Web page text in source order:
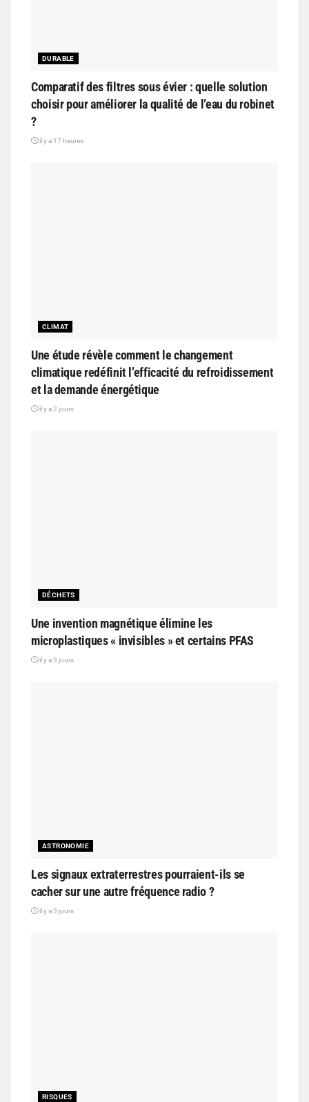
DURABLE
Comparatif des filtres sous évier : quelle solution
choisir pour améliorer la qualité de l’eau du robinet
?
il y a 17 heures
CLIMAT
Une étude révèle comment le changement
climatique redéfinit l’efficacité du refroidissement
et la demande énergétique
il y a 2 jours
DÉCHETS
Une invention magnétique élimine les
microplastiques « invisibles » et certains PFAS
il y a 3 jours
ASTRONOMIE
Les signaux extraterrestres pourraient-ils se
cacher sur une autre fréquence radio ?
il y a 3 jours
RISQUES